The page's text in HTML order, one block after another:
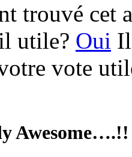
trouvé cet
utile? Oui
vote
Awesome….!!